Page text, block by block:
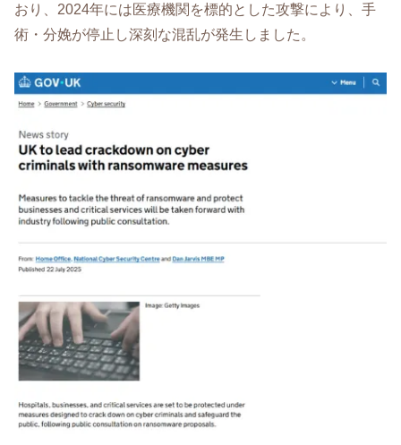
おり、2024年には医療機関を標的とした攻撃により、手
術・分娩が停止し深刻な混乱が発生しました。